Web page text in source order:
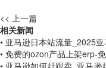
<< 上一篇
相关新闻
• 亚马逊日本站流量_2025
• 免费的ozon产品上架erp-